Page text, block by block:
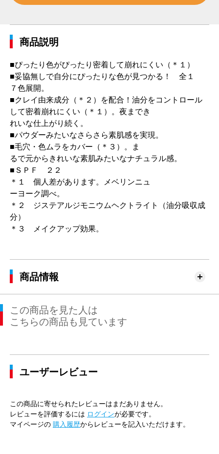
商品説明
■ぴったり色がぴったり密着して崩れにくい（＊１）
■妥協無しで自分にぴったりな色が見つかる！ 全１
７色展開。
■クレイ由来成分（＊２）を配合！油分をコントロール
して密着崩れにくい（＊１）。夜までき
れいな仕上がり続く。
■パウダーみたいなさらさら素肌感を実現。
■毛穴・色ムラをカバー（＊３）。ま
るで元からきれいな素肌みたいなナチュラル感。
■ＳＰＦ ２２
＊１ 個人差があります。メベリンニュ
ーヨーク調べ。
＊２ ジステアルジモニウムヘクトライト（油分吸収成
分）
＊３ メイクアップ効果。
商品情報
この商品を見た人は
こちらの商品も見ています
ユーザーレビュー
この商品に寄せられたレビューはまだありません。
レビューを評価するには ログインが必要です。
マイページの 購入履歴からレビューを記入いただけます。